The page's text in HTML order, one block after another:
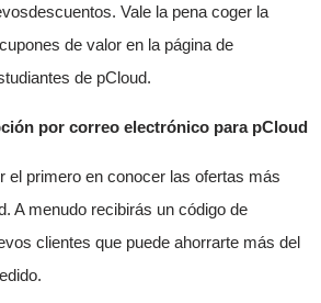
Vale la pena coger la
de valor en la página de
de pCloud.
por correo electrónico para pCloud
el primero en conocer las ofertas más
A menudo recibirás un código de
clientes que puede ahorrarte más del